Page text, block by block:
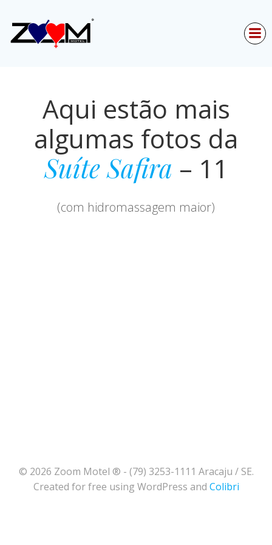
Aqui estão mais
algumas fotos da
Suíte Safira – 11
(com hidromassagem maior)
© 2026 Zoom Motel ® - (79) 3253-1111 Aracaju / SE.
Created for free using WordPress and Colibri